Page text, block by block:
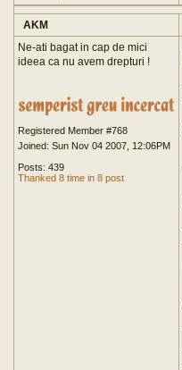
AKM
Ne-ati bagat in cap de mici
ideea ca nu avem drepturi !
Registered Member #768
Joined: Sun Nov 04 2007, 12:06PM
Posts: 439
Thanked 8 time in 8 post